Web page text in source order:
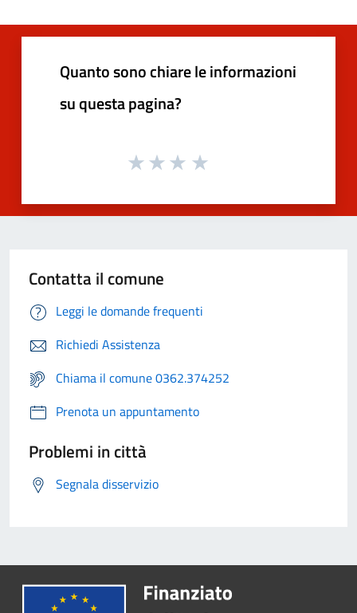
Quanto sono chiare le informazioni
su questa pagina?
Contatta il comune
Leggi le domande frequenti
Richiedi Assistenza
Chiama il comune 0362.374252
Prenota un appuntamento
Problemi in città
Segnala disservizio